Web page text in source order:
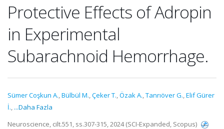
Protective Effects of Adropin
in Experimental
Subarachnoid Hemorrhage.
Sümer Coşkun A.,Bülbül M.,Çeker T.,Özak A.,Tanrıöver G.,Elif Gürer
İ., ...Daha Fazla
Neuroscience, cilt.551, ss.307-315, 2024 (SCI-Expanded, Scopus)